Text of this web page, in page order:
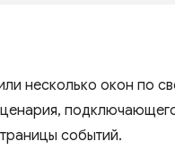
несколько окон по
событий.